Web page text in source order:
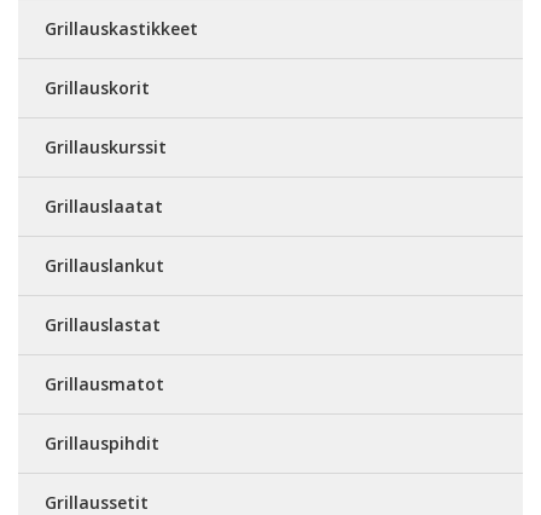
Grillauskastikkeet
Grillauskorit
Grillauskurssit
Grillauslaatat
Grillauslankut
Grillauslastat
Grillausmatot
Grillauspihdit
Grillaussetit